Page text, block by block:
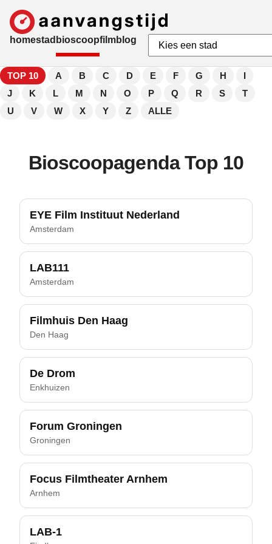
homestad bioscoopfilmblog
TOP 10 A B C D E F G H
I
J
K L M N O P Q R S
T
U
V W X Y Z ALLE
Bioscoopagenda Top 10
EYE Film Instituut Nederland
Amsterdam
LAB111
Amsterdam
Filmhuis Den Haag
Den Haag
De Drom
Enkhuizen
Forum Groningen
Groningen
Focus Filmtheater Arnhem
Arnhem
LAB-1